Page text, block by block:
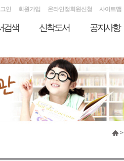
인 회원가입 온라인정회원신청 사이트맵
검색 신착도서 공지사항
>